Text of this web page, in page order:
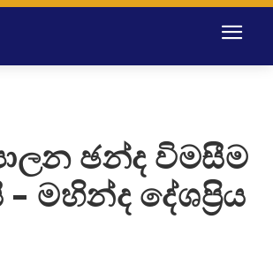
ඡන්ද විමසීම
මහින්ද දේශප්‍රිය